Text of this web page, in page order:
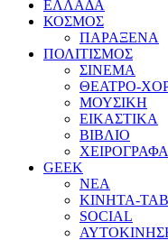
ΕΛΛΑΔΑ
ΚΟΣΜΟΣ
ΠΑΡΑΞΕΝΑ
ΠΟΛΙΤΙΣΜΟΣ
ΣΙΝΕΜΑ
ΘΕΑΤΡΟ-
ΜΟΥΣΙΚΗ
ΕΙΚΑΣΤΙΚΑ
ΒΙΒΛΙΟ
ΧΕΙΡΟΓΡΑΦΑ
GEEK
ΝΕΑ
ΚΙΝΗΤΑ-
SOCIAL